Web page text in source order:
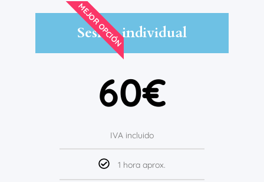
MEJOR OPCIÓN
Sesión individual
60€
IVA incluido
1 hora aprox.